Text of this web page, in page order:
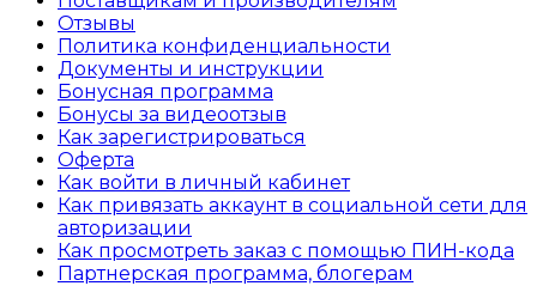
Отзывы
Политика конфиденциальности
Документы и инструкции
Бонусная программа
Бонусы за видеоотзыв
Как зарегистрироваться
Оферта
Как войти в личный кабинет
Как привязать аккаунт в социальной сети для
авторизации
Как просмотреть заказ с помощью ПИН-кода
Партнерская программа, блогерам